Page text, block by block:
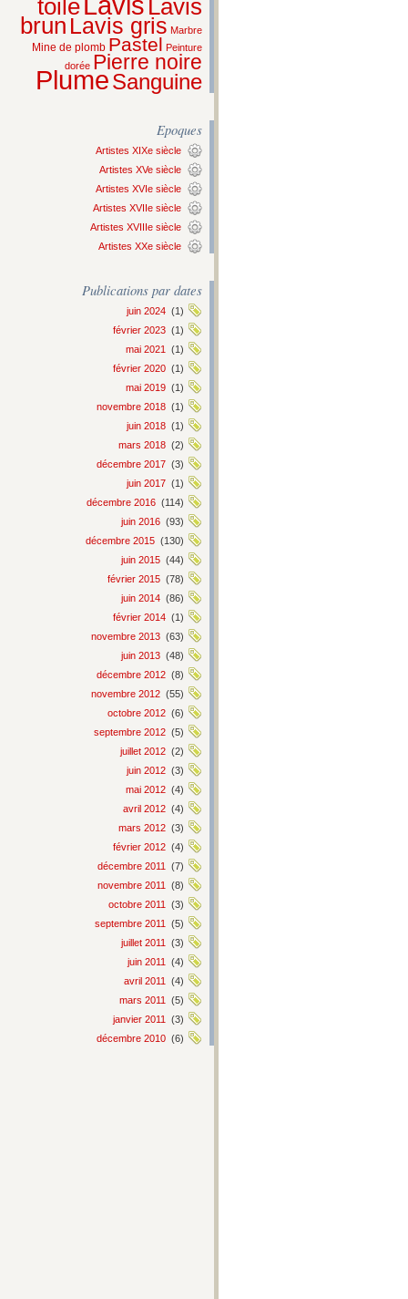
toile Lavis
brun Lavis gris Marbre
Mine de plomb Pastel Peinture
dorée Pierre noire
PlumeSanguine
Epoques
Artistes XIXe siècle
Artistes XVe siècle
Artistes XVIe siècle
Artistes XVIIe siècle
Artistes XVIIIe siècle
Artistes XXe siècle
Publications par dates
juin 2024 (1)
février 2023 (1)
mai 2021
(1)
février 2020 (1)
mai 2019 (1)
novembre 2018 (1)
juin 2018 (1)
mars 2018 (2)
décembre 2017 (3)
juin 2017 (1)
décembre 2016 (114)
juin 2016 (93)
décembre 2015 (130)
juin 2015 (44)
février 2015 (78)
juin 2014 (86)
février 2014 (1)
novembre 2013 (63)
juin 2013 (48)
décembre 2012 (8)
novembre 2012 (55)
octobre 2012 (6)
septembre 2012 (5)
juillet 2012 (2)
juin 2012 (3)
mai 2012 (4)
avril 2012 (4)
mars 2012 (3)
février 2012 (4)
décembre 2011
(7)
novembre 2011
(8)
octobre 2011
(3)
septembre 2011
(5)
juillet 2011
(3)
juin 2011
(4)
avril 2011
(4)
mars 2011
(5)
janvier 2011
(3)
décembre 2010 (6)